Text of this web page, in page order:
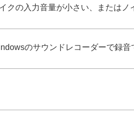
クの入力音量が小さい、またはノ
のサウンドレコーダーで録音